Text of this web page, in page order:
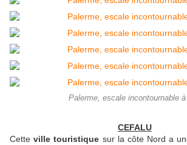
Palerme, escale incontournable à
CEFALU
Cetteville touristique sur la côte Nord a